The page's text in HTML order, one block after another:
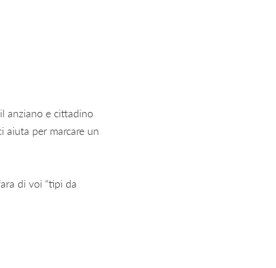
anziano e cittadino
aiuta per marcare un
di voi “tipi da